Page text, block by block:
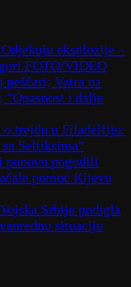
eksplozije –
FOTO/VIDEO
Vatra na
"Opasnost i dalje
o trejdu u Filadelfiju:
Seltiksima"
ponovo pogodili
pomoć Kijevu
Srbije podigla
situaciju